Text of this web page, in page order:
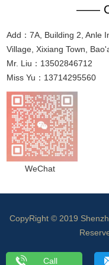
——
Add：7A, Building 2, Anle
Village, Xixiang Town,
Mr. Liu：13502846712
Miss Yu：13714295560
WeChat
CopyRight © 2019
Call